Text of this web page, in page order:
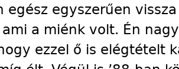
egész egyszerűen
a miénk volt. Én
ezzel ő is elégtételt